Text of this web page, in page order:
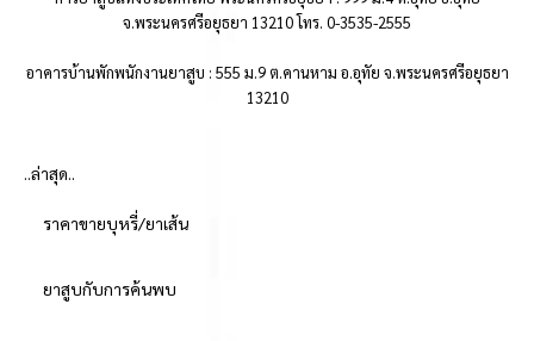
จ.พระนครศรีอยุธยา 13210 โทร. 0-3535-2555
อาคารบ้านพักพนักงานยาสูบ : 555 ม.9 ต.คานหาม อ.อุทัย จ.พระนครศรีอยุธยา
13210
..ล่าสุด..
ราคาขายบุหรี่/ยาเส้น
ยาสูบกับการค้นพบ